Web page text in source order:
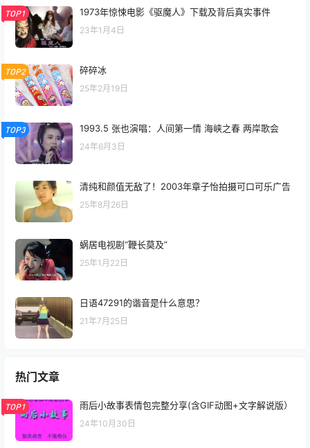
TOP1 1973年惊悚电影《驱魔人》下载及背后真实事件
23年1月4日
TOP2 碎碎冰
25年2月19日
TOP3 1993.5 张也演唱：人间第一情 海峡之春 两岸歌会
24年6月3日
清纯和颜值无敌了！2003年章子怡拍摄可口可乐广告
25年8月26日
蜗居电视剧“鞭长莫及”
25年1月22日
日语47291的谐音是什么意思？
21年7月25日
热门文章
TOP1 雨后小故事表情包完整分享(含GIF动图+文字解说版）
24年10月30日